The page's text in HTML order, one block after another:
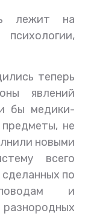
лежит на
теперь
явлений
бы медики-
не
новыми
всего
по
и